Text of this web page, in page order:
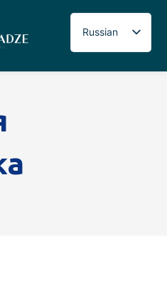
Russian
Georgian